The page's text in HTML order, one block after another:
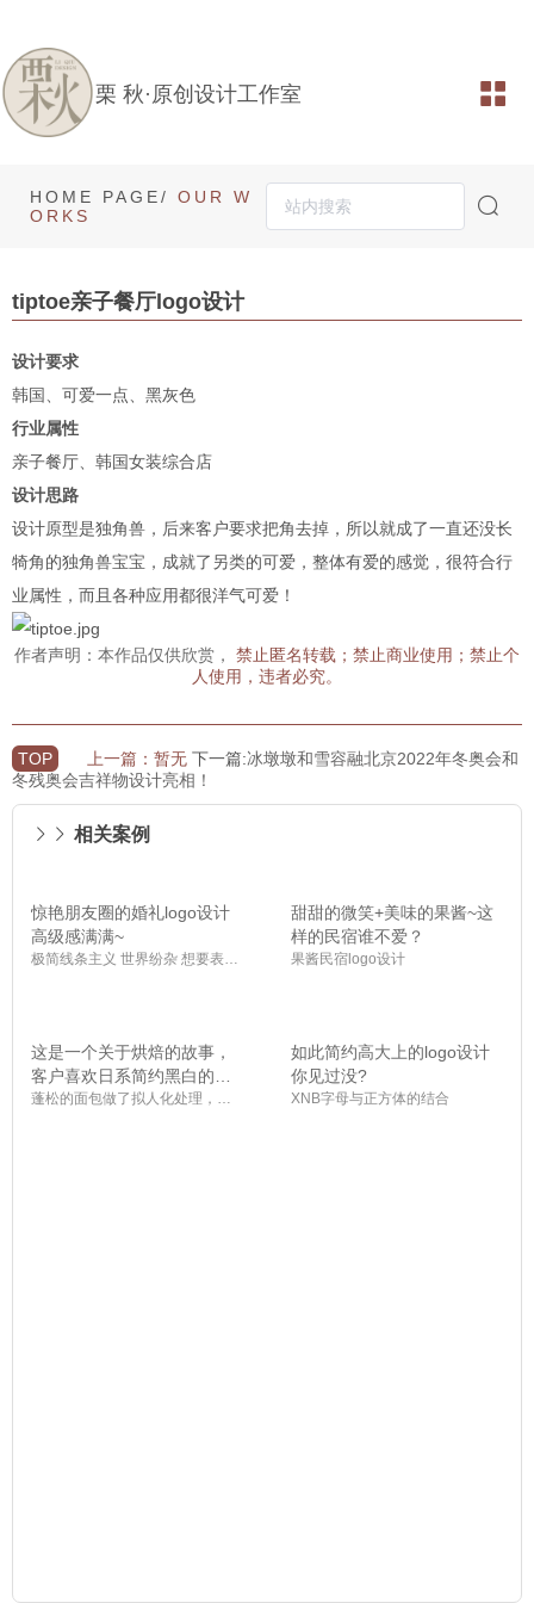
栗 秋·原创设计工作室
HOME PAGE/ OUR W
ORKS
tiptoe亲子餐厅logo设计
设计要求
韩国、可爱一点、黑灰色
行业属性
亲子餐厅、韩国女装综合店
设计思路
设计原型是独角兽，后来客户要求把角去掉，所以就成了一直还没长
犄角的独角兽宝宝，成就了另类的可爱，整体有爱的感觉，很符合行
业属性，而且各种应用都很洋气可爱！
作者声明：本作品仅供欣赏， 禁止匿名转载；禁止商业使用；禁止个
人使用，违者必究。
TOP 上一篇：暂无 下一篇:冰墩墩和雪容融北京2022年冬奥会和
冬残奥会吉祥物设计亮相！
相关案例
惊艳朋友圈的婚礼logo设计
高级感满满~
极简线条主义 世界纷杂 想要表达的却很简单，Qrd字母与花的结合
甜甜的微笑+美味的果酱~这
样的民宿谁不爱？
果酱民宿logo设计
这是一个关于烘焙的故事，
客户喜欢日系简约黑白的调
调
蓬松的面包做了拟人化处理，手拿擀面杖，软萌可爱的面包人，好想捏一捏
如此简约高大上的logo设计
你见过没?
XNB字母与正方体的结合